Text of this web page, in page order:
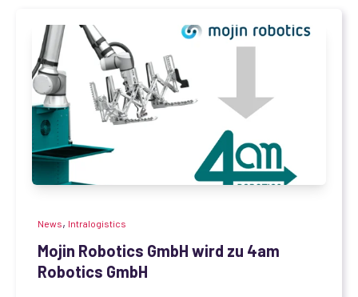
News, Intralogistics
Mojin Robotics GmbH wird zu 4am
Robotics GmbH